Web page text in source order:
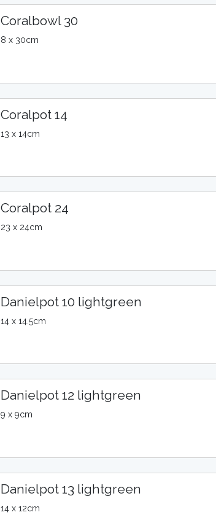
Coralbowl 30
8 x 30cm
Coralpot 14
13 x 14cm
Coralpot 24
23 x 24cm
Danielpot 10 lightgreen
14 x 14.5cm
Danielpot 12 lightgreen
9 x 9cm
Danielpot 13 lightgreen
14 x 12cm